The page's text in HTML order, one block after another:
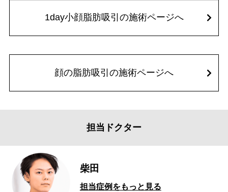
1day小顔脂肪吸引の施術ページへ
顔の脂肪吸引の施術ページへ
担当ドクター
柴田
担当症例をもっと見る